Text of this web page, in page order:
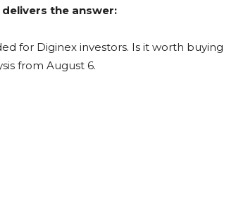
delivers the answer:
for Diginex investors. Is it worth buying
from August 6.